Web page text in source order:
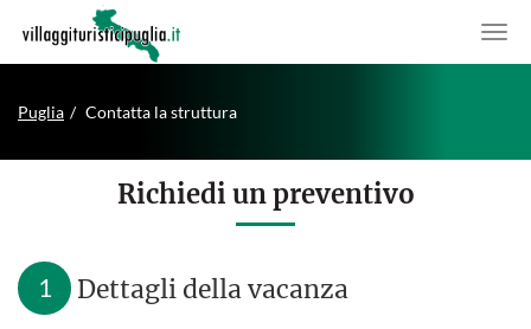
Puglia Contatta la struttura
Richiedi un preventivo
1 Dettagli della vacanza